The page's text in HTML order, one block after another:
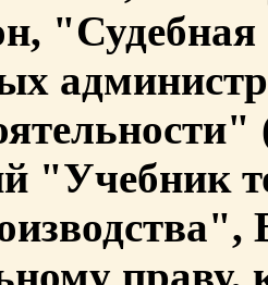
"Учебник